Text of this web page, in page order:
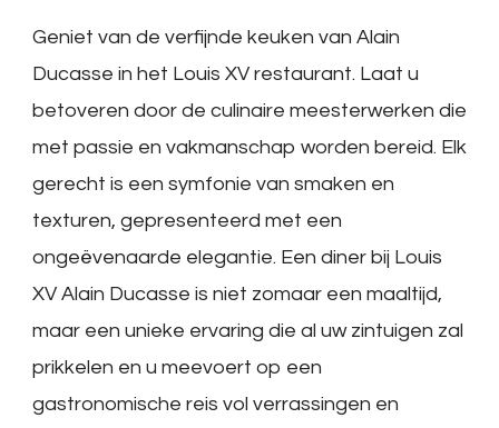
Geniet van de verfijnde keuken van Alain
Ducasse in het Louis XV restaurant. Laat u
betoveren door de culinaire meesterwerken die
met passie en vakmanschap worden bereid. Elk
gerecht is een symfonie van smaken en
texturen, gepresenteerd met een
ongeëvenaarde elegantie. Een diner bij Louis
XV Alain Ducasse is niet zomaar een maaltijd,
maar een unieke ervaring die al uw zintuigen zal
prikkelen en u meevoert op een
gastronomische reis vol verrassingen en